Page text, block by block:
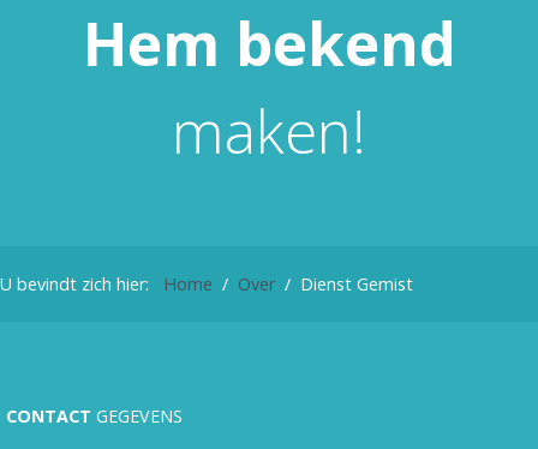
Hem bekend
maken!
U bevindt zich hier: Home Over Dienst Gemist
CONTACT GEGEVENS